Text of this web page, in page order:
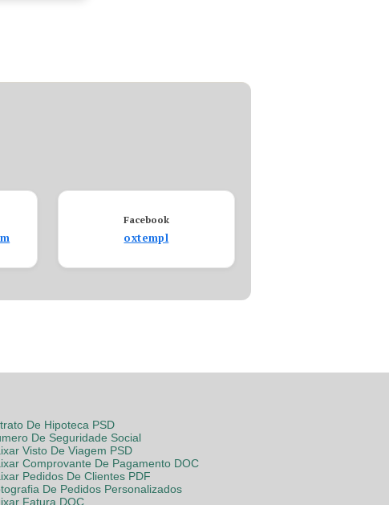
Facebook
oxtempl
De Hipoteca PSD
De Seguridade Social
Visto De Viagem PSD
Comprovante De Pagamento DOC
Pedidos De Clientes PDF
De Pedidos Personalizados
Fatura DOC